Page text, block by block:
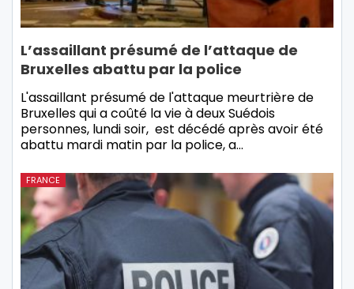
L’assaillant présumé de l’attaque de
Bruxelles abattu par la police
L'assaillant présumé de l'attaque meurtrière de
Bruxelles qui a coûté la vie à deux Suédois
personnes, lundi soir, est décédé après avoir été
abattu mardi matin par la police, a…
FRANCE